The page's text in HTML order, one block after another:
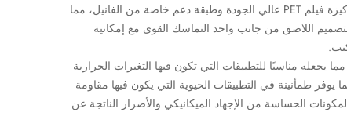
تقنية العزل متعددة الوظائف. يتميز هذا الشريط عالي الجودة بتصميم دقيق يجمع بين ركيزة فيلم PET عالي الجودة وطبقة دعم خاصة من الفانيل، مما
اللاصق من جانب واحد التماسك القوي مع إمكانية
يجعله مناسبًا للتطبيقات التي تكون فيها التغيرات الحرارية
طمأنينة في التطبيقات الحيوية التي يكون فيها مقاومة
الحساسة من الإجهاد الميكانيكي والأضرار الناتجة عن